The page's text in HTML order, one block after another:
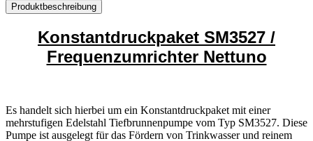
Produktbeschreibung
Konstantdruckpaket SM3527 /
Frequenzumrichter Nettuno
Es handelt sich hierbei um ein Konstantdruckpaket mit einer
mehrstufigen Edelstahl Tiefbrunnenpumpe vom Typ SM3527. Diese
Pumpe ist ausgelegt für das Fördern von Trinkwasser und reinem